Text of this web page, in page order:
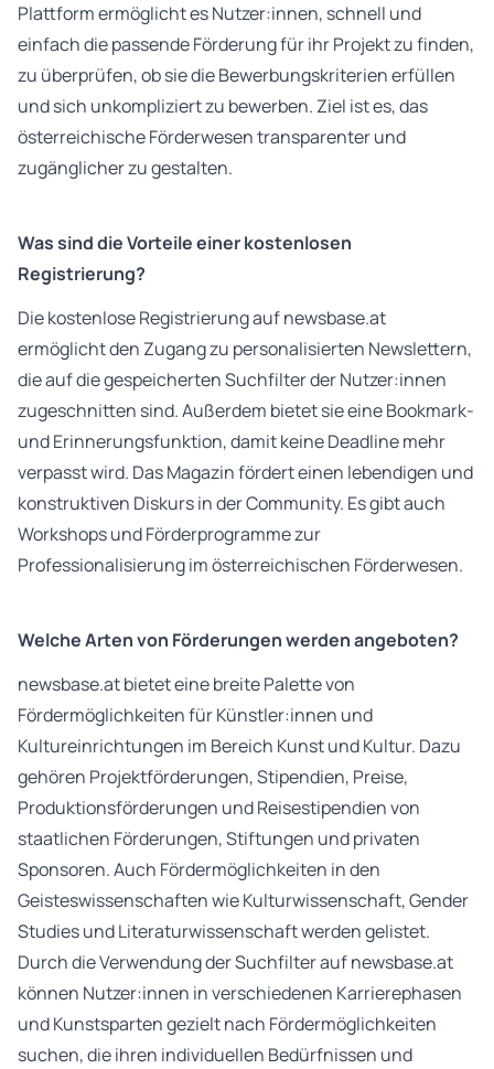
Plattform ermöglicht es Nutzer:innen, schnell und
einfach die passende Förderung für ihr Projekt zu finden,
zu überprüfen, ob sie die Bewerbungskriterien erfüllen
und sich unkompliziert zu bewerben. Ziel ist es, das
österreichische Förderwesen transparenter und
zugänglicher zu gestalten.
Was sind die Vorteile einer kostenlosen
Registrierung?
Die kostenlose Registrierung auf newsbase.at
ermöglicht den Zugang zu personalisierten Newslettern,
die auf die gespeicherten Suchfilter der Nutzer:innen
zugeschnitten sind. Außerdem bietet sie eine Bookmark-
und Erinnerungsfunktion, damit keine Deadline mehr
verpasst wird. Das Magazin fördert einen lebendigen und
konstruktiven Diskurs in der Community. Es gibt auch
Workshops und Förderprogramme zur
Professionalisierung im österreichischen Förderwesen.
Welche Arten von Förderungen werden angeboten?
newsbase.at bietet eine breite Palette von
Fördermöglichkeiten für Künstler:innen und
Kultureinrichtungen im Bereich Kunst und Kultur. Dazu
gehören Projektförderungen, Stipendien, Preise,
Produktionsförderungen und Reisestipendien von
staatlichen Förderungen, Stiftungen und privaten
Sponsoren. Auch Fördermöglichkeiten in den
Geisteswissenschaften wie Kulturwissenschaft, Gender
Studies und Literaturwissenschaft werden gelistet.
Durch die Verwendung der Suchfilter auf newsbase.at
können Nutzer:innen in verschiedenen Karrierephasen
und Kunstsparten gezielt nach Fördermöglichkeiten
suchen, die ihren individuellen Bedürfnissen und